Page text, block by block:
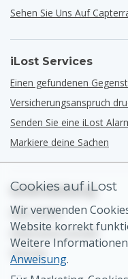
Sehen Sie Uns Auf
iLost Services
Einen gefundenen
Versicherungsanspruch
Senden Sie eine iLost
Markiere deine Sachen
Unterstützung
Hilfe-Center
Allgemeiner Kontakt
Sitemap
Cookies auf iLost
Wir verwenden
Website korrekt
Weitere
Anweisung.